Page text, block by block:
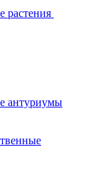
растения
антуриумы